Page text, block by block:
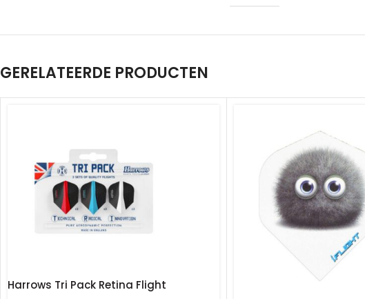
GERELATEERDE PRODUCTEN
Harrows Tri Pack Retina Flight